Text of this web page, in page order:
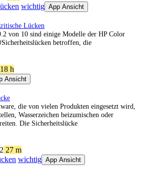
wichtig App Ansicht
Lücken
von 10 sind einige Modelle der HP Color
betroffen, die
18 h
Ansicht
die von vielen Produkten eingesetzt wird,
Wasserzeichen beizumischen oder
Die Sicherheitslücke
27 m
wichtig App Ansicht